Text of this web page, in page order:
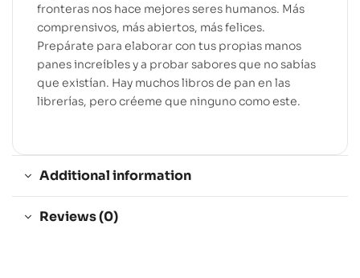
fronteras nos hace mejores seres humanos. Más
comprensivos, más abiertos, más felices.
Prepárate para elaborar con tus propias manos
panes increíbles y a probar sabores que no sabías
que existían. Hay muchos libros de pan en las
librerías, pero créeme que ninguno como este.
Additional information
Reviews (0)